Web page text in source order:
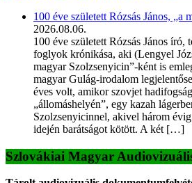
100 éve született Rózsás János, „a
2026.08.06.
100 éve született Rózsás János író,
foglyok krónikása, aki (Lengyel
magyar Szolzsenyicin”-ként is
magyar Gulág-irodalom
éves volt, amikor szovjet
„állomáshelyén”, egy kazah
Szolzsenyicinnel, akivel három
idején barátságot kötött. A két […]
Szlovákiai Magyar